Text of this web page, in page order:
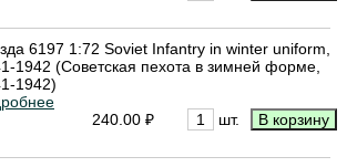
6197 1:72 Soviet Infantry in winter uniform,
1942 (Советская пехота в зимней форме,
1942)
240.00 ₽
шт.